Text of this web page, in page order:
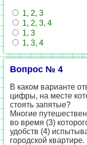
1, 2, 3
1, 2, 3, 4
1, 3
1, 3, 4
Вопрос № 4
В каком варианте
цифры, на месте
стоять запятые?
Многие
во время (3)
удобств (4)
городской квартире.